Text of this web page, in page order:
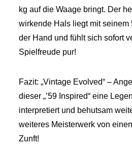
kg auf die Waage bringt. Der
wirkende Hals liegt mit seinem
der Hand und fühlt sich sofort
Spielfreude pur!
Fazit: „Vintage Evolved“ –
dieser „’59 Inspired“ eine
interpretiert und behutsam
weiteres Meisterwerk von
Zunft!